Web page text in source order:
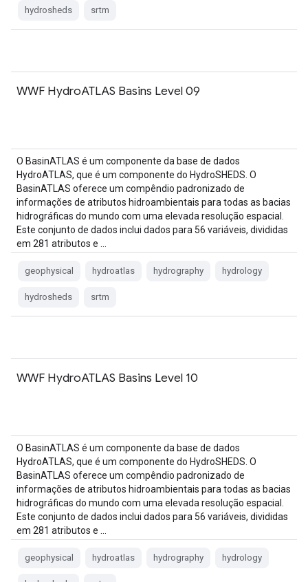
hydrosheds srtm
WWF HydroATLAS Basins Level 09
O BasinATLAS é um componente da base de dados
HydroATLAS, que é um componente do HydroSHEDS. O
BasinATLAS oferece um compêndio padronizado de
informações de atributos hidroambientais para todas as bacias
hidrográficas do mundo com uma elevada resolução espacial.
Este conjunto de dados inclui dados para 56 variáveis, divididas
em 281 atributos e …
geophysical hydroatlas hydrography hydrology
hydrosheds srtm
WWF HydroATLAS Basins Level 10
O BasinATLAS é um componente da base de dados
HydroATLAS, que é um componente do HydroSHEDS. O
BasinATLAS oferece um compêndio padronizado de
informações de atributos hidroambientais para todas as bacias
hidrográficas do mundo com uma elevada resolução espacial.
Este conjunto de dados inclui dados para 56 variáveis, divididas
em 281 atributos e …
geophysical hydroatlas hydrography hydrology